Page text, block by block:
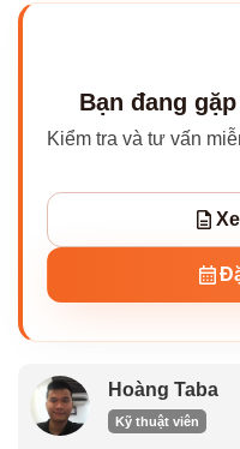
Bạn đang
Kiểm tra và tư vấn
Hoàng Taba
Kỹ thuật viên